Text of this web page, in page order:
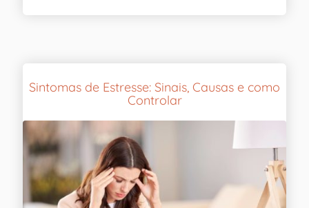
Sintomas de Estresse: Sinais, Causas e como
Controlar